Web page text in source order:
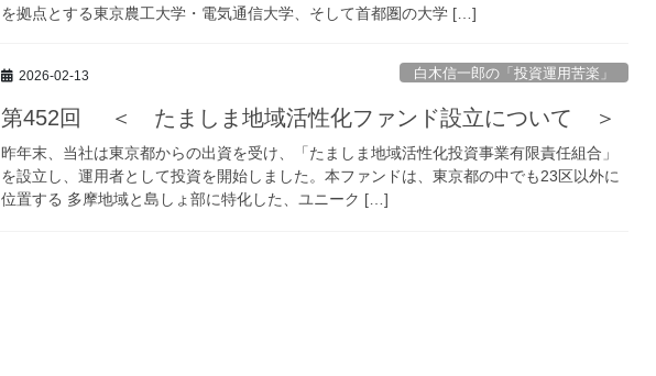
を拠点とする東京農工大学・電気通信大学、そして首都圏の大学 […]
2026-02-13 白木信一郎の「投資運用苦楽」
第452回 ＜ たましま地域活性化ファンド設立について ＞
昨年末、当社は東京都からの出資を受け、「たましま地域活性化投資事業有限責任組合」
を設立し、運用者として投資を開始しました。本ファンドは、東京都の中でも23区以外に
位置する 多摩地域と島しょ部に特化した、ユニーク […]